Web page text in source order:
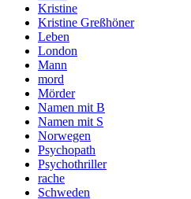
Kristine
Kristine Greßhöner
Leben
London
Mann
mord
Mörder
Namen mit B
Namen mit S
Norwegen
Psychopath
Psychothriller
rache
Schweden